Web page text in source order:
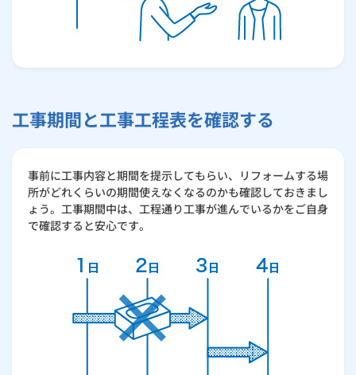
工事期間と工事工程表を確認する
事前に工事内容と期間を提示してもらい、リフォームする場
所がどれくらいの期間使えなくなるのかも確認しておきまし
ょう。工事期間中は、工程通り工事が進んでいるかをご自身
で確認すると安心です。